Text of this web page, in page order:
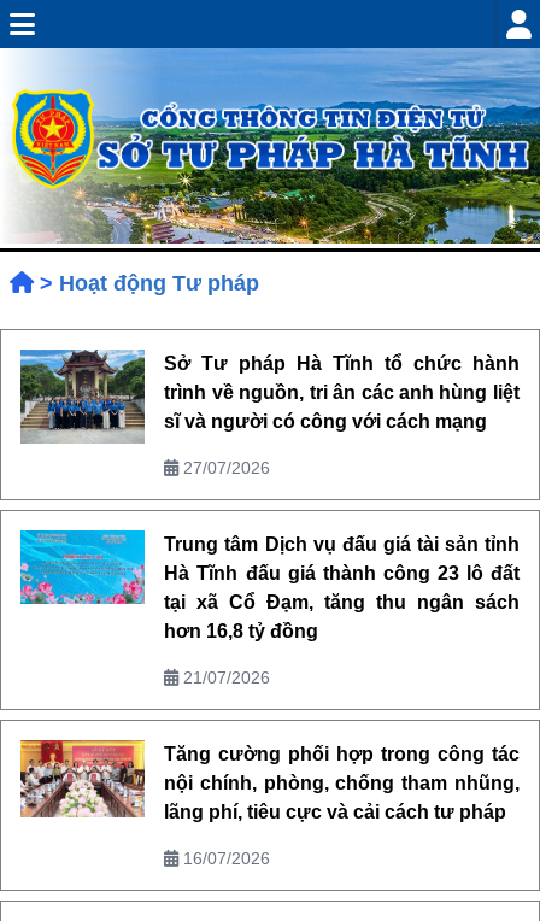
> Hoạt động Tư pháp
Sở Tư pháp Hà Tĩnh tổ chức hành
trình về nguồn, tri ân các anh hùng liệt
sĩ và người có công với cách mạng
27/07/2026
Trung tâm Dịch vụ đấu giá tài sản tỉnh
Hà Tĩnh đấu giá thành công 23 lô đất
tại xã Cổ Đạm, tăng thu ngân sách
hơn 16,8 tỷ đồng
21/07/2026
Tăng cường phối hợp trong công tác
nội chính, phòng, chống tham nhũng,
lãng phí, tiêu cực và cải cách tư pháp
16/07/2026